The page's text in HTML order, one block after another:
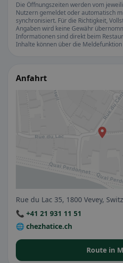
Die Öffnungszeiten werden vom
Nutzern gemeldet oder automatisch
synchronisiert. Für die Richtigkeit,
Angaben wird keine Gewähr
Informationen sind direkt beim
Inhalte können über die
Anfahrt
Rue du Lac 35, 1800 Vevey,
📞 +41 21 931 11 51
🌐 chezhatice.ch
Route in